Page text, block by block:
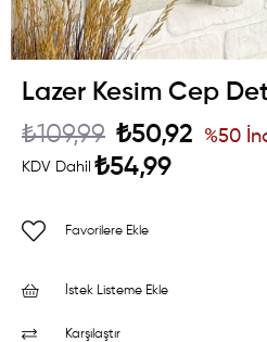
Lazer Kesim Cep
₺109,99 ₺50,92
KDV Dahil ₺54,99
%50
Favorilere Ekle
İstek Listeme Ekle
Karşılaştır